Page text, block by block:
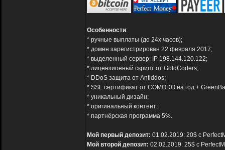
Особенности:
* ручные выплаты (до 24х часов);
* домен зарегистрирован 22 февраля 2017;
* выделенный сервер: IP 198.144.120.122;
* лицензионный скрипт от GoldCoders;
* DDoS защита от Antiddos;
* SSL сертификат от COMODO на год +
* уникальный дизайн;
* оригинальный контент;
* партнёрская программа 5%.
Мой первый депозит: 01.02.2019: 20$ с
Мой второй депозит: 02.02.2019: 25$ с